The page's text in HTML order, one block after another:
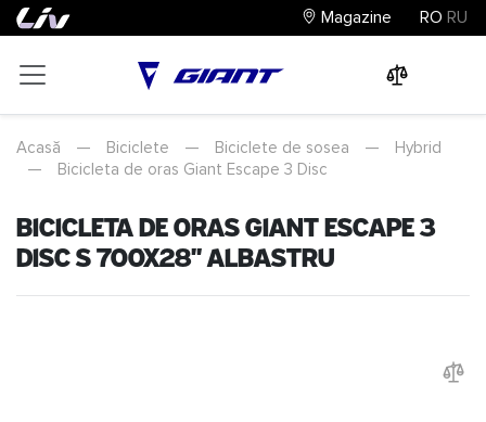
Magazine RO RU
Acasă — Biciclete — Biciclete de sosea —
Hybrid
—
Bicicleta de oras Giant Escape 3 Disc
Bicicleta de oras Giant Escape 3
Disc S 700x28" Albastru